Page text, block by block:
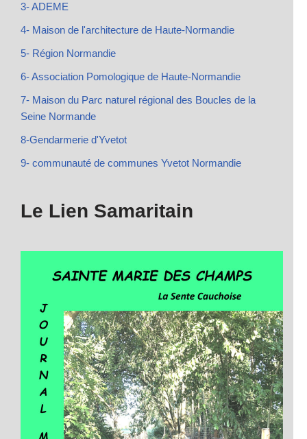
3- ADEME
4- Maison de l'architecture de Haute-Normandie
5- Région Normandie
6- Association Pomologique de Haute-Normandie
7- Maison du Parc naturel régional des Boucles de la
Seine Normande
8-Gendarmerie d'Yvetot
9- communauté de communes Yvetot Normandie
Le Lien Samaritain